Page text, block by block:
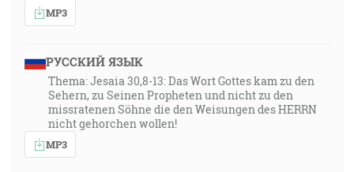
MP3
РУССКИЙ ЯЗЫК
Thema: Jesaia 30,8-13: Das Wort Gottes kam zu den
Sehern, zu Seinen Propheten und nicht zu den
missratenen Söhne die den Weisungen des HERRN
nicht gehorchen wollen!
MP3